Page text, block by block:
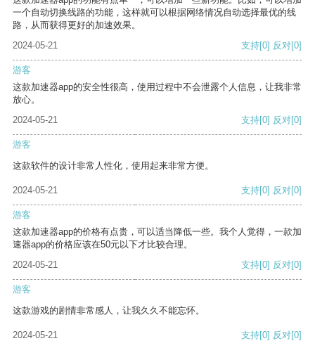
一个自动切换线路的功能，这样就可以根据网络情况自动选择最优的线
路，从而获得更好的加速效果。
2024-05-21
支持[0] 反对[0]
游客
这款加速器app的安全性很高，使用过程中不会泄露个人信息，让我非常
放心。
2024-05-21
支持[0] 反对[0]
游客
这款软件的设计非常人性化，使用起来非常方便。
2024-05-21 支持[0] 反对[0]
游客
这款加速器app的价格有点贵，可以适当降低一些。我个人觉得，一款加
速器app的价格应该在50元以下才比较合理。
2024-05-21
支持[0] 反对[0]
游客
这款游戏的剧情非常感人，让我久久不能忘怀。
2024-05-21 支持[0] 反对[0]